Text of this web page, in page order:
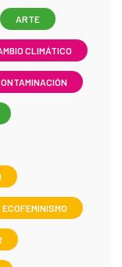
ARTE
CLIMÁTICO
ECOFEMINISMO